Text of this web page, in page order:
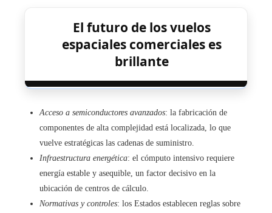
El futuro de los vuelos
espaciales comerciales es
brillante
Acceso a semiconductores avanzados: la fabricación de
componentes de alta complejidad está localizada, lo que
vuelve estratégicas las cadenas de suministro.
Infraestructura energética: el cómputo intensivo requiere
energía estable y asequible, un factor decisivo en la
ubicación de centros de cálculo.
Normativas y controles: los Estados establecen reglas sobre